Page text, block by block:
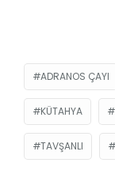
ADRANOS ÇAYI
KÜTAHYA
TAVŞANLI